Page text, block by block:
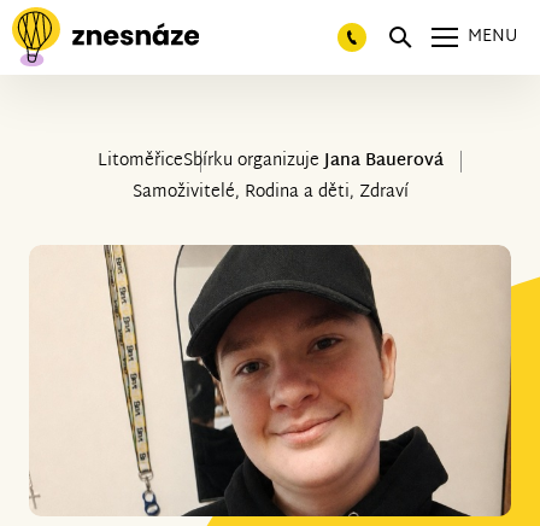
MENU
LitoměřiceSbírku organizujeJana Bauerová
Samoživitelé, Rodina a děti, Zdraví